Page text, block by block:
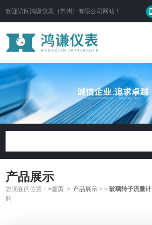
欢迎访问鸿谦仪表（常州）有限公司网站！
产品展示
您现在的位置：>首页 > 产品展示 >>玻璃转子流量计
购